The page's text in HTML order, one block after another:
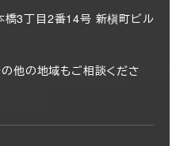
3丁目2番14号 新槇町ビル
の他の地域もご相談くださ